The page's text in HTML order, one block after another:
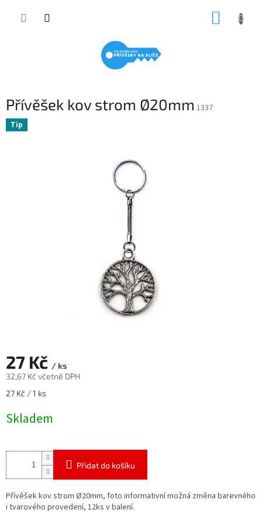
Přívěšek kov strom Ø20mm 1337
Tip
27 Kč / ks
32,67 Kč včetně DPH
Měrná
27 Kč / 1 ks
Skladem
Přidat do košíku
Přívěšek kov strom Ø20mm, foto informativní možná změna barevného
i tvarového provedení, 12ks v balení.